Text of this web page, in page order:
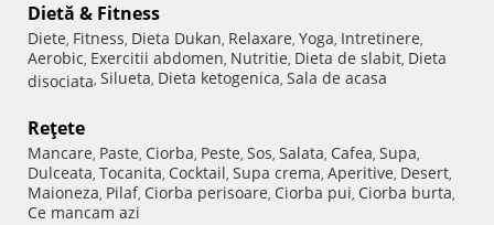
Dietă & Fitness
Diete, Fitness, Dieta Dukan, Relaxare, Yoga, Intretinere,
Aerobic, Exercitii abdomen, Nutritie, Dieta de slabit, Dieta
disociata, Silueta, Dieta ketogenica, Sala de acasa
Reţete
Mancare, Paste, Ciorba, Peste, Sos, Salata, Cafea, Supa,
Dulceata, Tocanita, Cocktail, Supa crema, Aperitive, Desert,
Maioneza, Pilaf, Ciorba perisoare, Ciorba pui, Ciorba burta,
Ce mancam azi